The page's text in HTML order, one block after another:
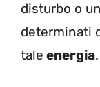
disturbo o
determinati
tale energia.